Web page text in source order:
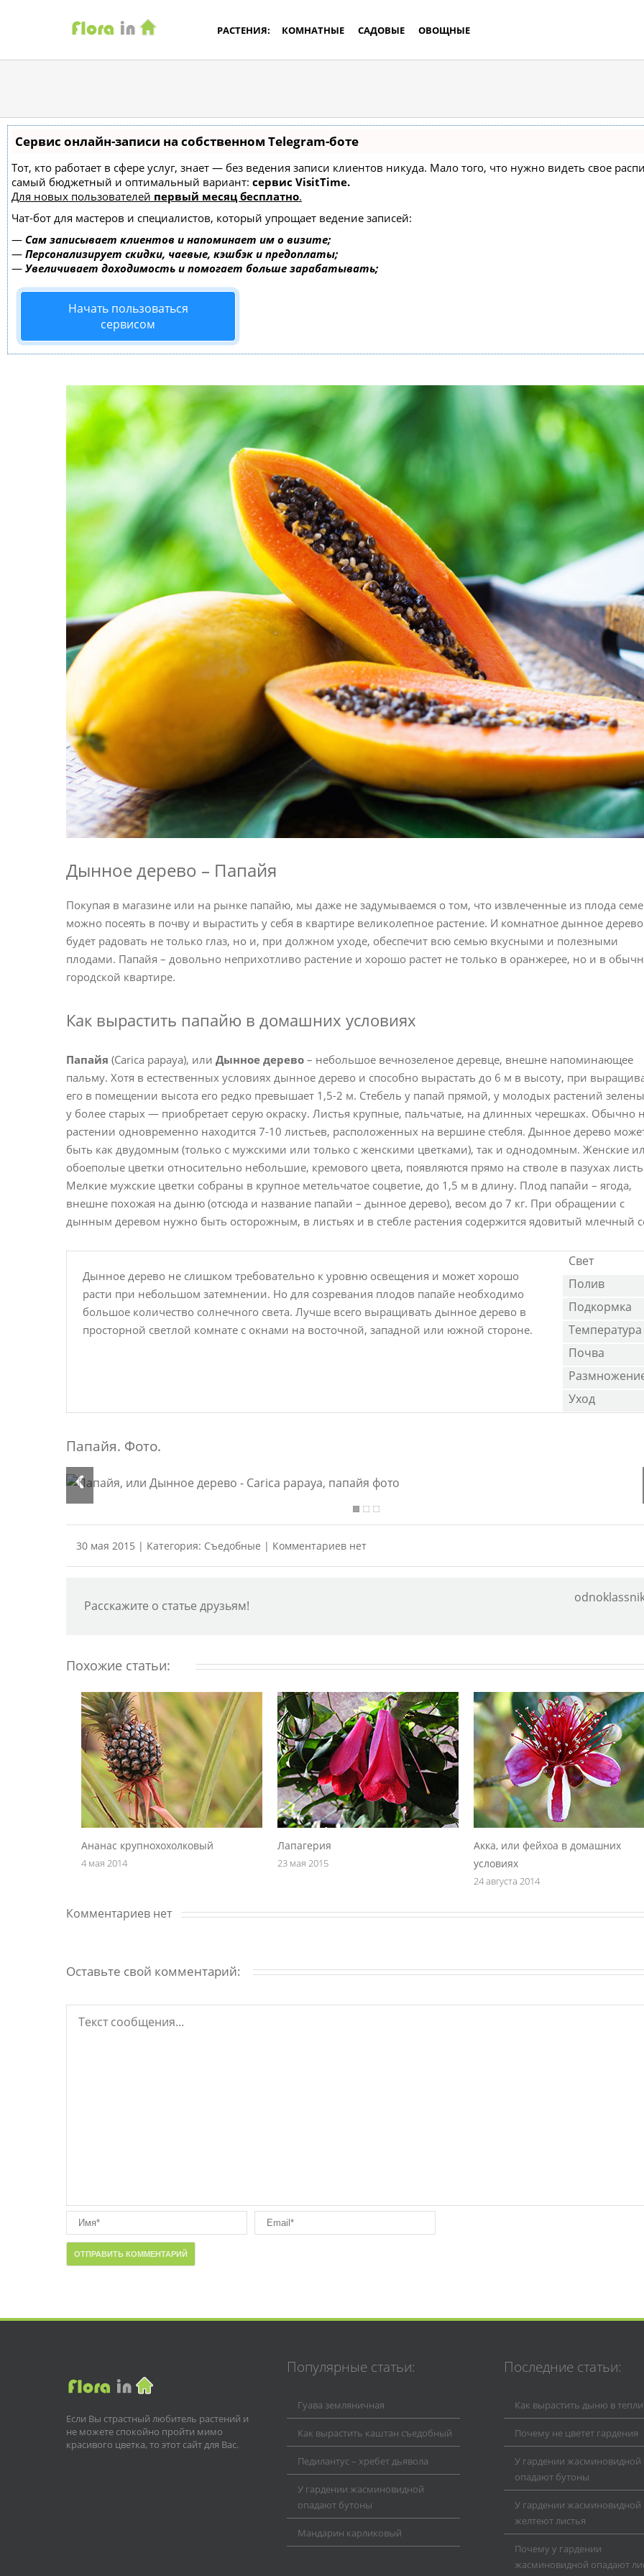
РАСТЕНИЯ: КОМНАТНЫЕ САДОВЫЕ ОВОЩНЫЕ
Сервис онлайн-записи на собственном Telegram-боте
Тот, кто работает в сфере услуг, знает — без ведения записи клиентов никуда. Мало того, что нужно видеть свое
самый бюджетный и оптимальный вариант: сервис VisitTime.
Для новых пользователей первый месяц бесплатно.
Чат-бот для мастеров и специалистов, который упрощает ведение записей:
— Сам записывает клиентов и напоминает им о визите;
— Персонализирует скидки, чаевые, кэшбэк и предоплаты;
— Увеличивает доходимость и помогает больше зарабатывать;
Начать пользоваться
сервисом
Дынное дерево – Папайя
Покупая в магазине или на рынке папайю, мы даже не задумываемся о том, что извлеченные из плода
можно посеять в почву и вырастить у себя в квартире великолепное растение. И комнатное дынное дерево
будет радовать не только глаз, но и, при должном уходе, обеспечит всю семью вкусными и полезными
плодами. Папайя – довольно неприхотливо растение и хорошо растет не только в оранжерее, но и в
городской квартире.
Как вырастить папайю в домашних условиях
Папайя (Carica papaya), или Дынное дерево – небольшое вечнозеленое деревце, внешне напоминающее
пальму. Хотя в естественных условиях дынное дерево и способно вырастать до 6 м в высоту, при
его в помещении высота его редко превышает 1,5-2 м. Стебель у папай прямой, у молодых растений
у более старых — приобретает серую окраску. Листья крупные, пальчатые, на длинных черешках. Обычно
растении одновременно находится 7-10 листьев, расположенных на вершине стебля. Дынное дерево
быть как двудомным (только с мужскими или только с женскими цветками), так и однодомным. Женские
обоеполые цветки относительно небольшие, кремового цвета, появляются прямо на стволе в пазухах
Мелкие мужские цветки собраны в крупное метельчатое соцветие, до 1,5 м в длину. Плод папайи – ягода,
внешне похожая на дыню (отсюда и название папайи – дынное дерево), весом до 7 кг. При обращении с
дынным деревом нужно быть осторожным, в листьях и в стебле растения содержится ядовитый млечный
Свет
Полив
Подкормка
Температура
Почва
Уход
Дынное дерево не слишком требовательно к уровню освещения и может хорошо
расти при небольшом затемнении. Но для созревания плодов папайе необходимо
большое количество солнечного света. Лучше всего выращивать дынное дерево в
просторной светлой комнате с окнами на восточной, западной или южной стороне.
Папайя. Фото.
30 мая 2015 | Категория: Съедобные | Комментариев нет
Расскажите о статье друзьям!
Похожие статьи:
Ананас крупнохохолковый
4 мая 2014
Лапагерия
23 мая 2015
Акка, или фейхоа в домашних
условиях
24 августа 2014
Комментариев нет
Оставьте свой комментарий:
Популярные статьи:
Гуава земляничная
Как вырастить каштан съедобный
Педилантус – хребет дьявола
У гардении жасминовидной
опадают бутоны
Мандарин карликовый
Последние статьи:
Как вырастить дыню в
Почему не цветет гардения
У гардении жасминовидной
опадают бутоны
У гардении жасминовидной
желтеют листья
Почему у гардении
жасминовидной опадают
Если Вы страстный любитель растений и
не можете спокойно пройти мимо
красивого цветка, то этот сайт для Вас.